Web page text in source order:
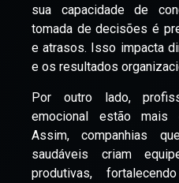
sua capacidade de
tomada de decisões é
e atrasos. Isso impacta
e os resultados
Por outro lado,
emocional estão mais
Assim, companhias
saudáveis criam
produtivas,